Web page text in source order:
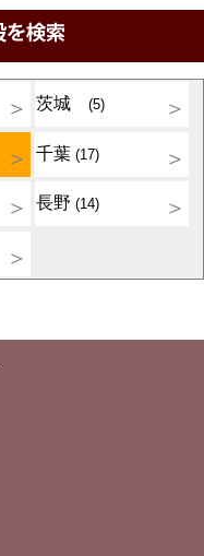
茨城(5)
千葉(17)
長野(14)